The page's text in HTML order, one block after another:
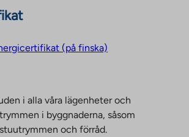
(på finska)
i alla våra lägenheter och
i byggnaderna, såsom
och förråd.